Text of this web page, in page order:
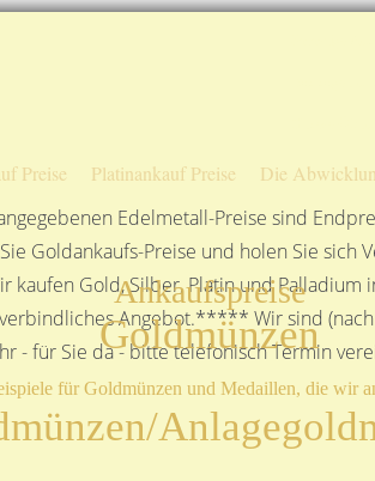
Preise Platinankauf Preise Die
Edelmetall-Preise sind
Goldankaufs-Preise und holen Sie sich
Gold, Silber, Platin und Palladium
Angebot.***** Wir sind
- für Sie da - bitte telefonisch Termin
Ankaufspreise
Goldmünzen
für Goldmünzen und Medaillen, die wir